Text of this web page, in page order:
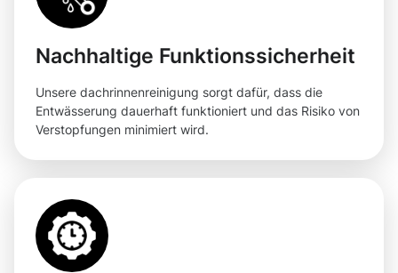
Nachhaltige Funktionssicherheit
Unsere dachrinnenreinigung sorgt dafür, dass die
Entwässerung dauerhaft funktioniert und das Risiko von
Verstopfungen minimiert wird.